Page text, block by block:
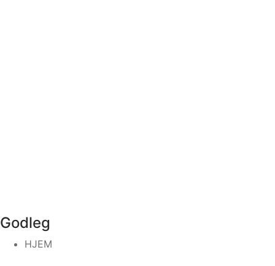
Godleg
HJEM